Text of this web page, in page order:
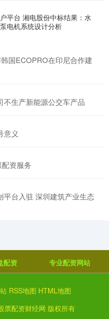
平台 湘电股份中标结果：水
电机系统设计分析
国ECOPRO在印尼合作建
不生产新能源公交车产品
意义
资服务
台入驻 深圳建筑产业生态
配资 专业配资网站
RSS地图 HTML地图
票配资财经网 版权所有